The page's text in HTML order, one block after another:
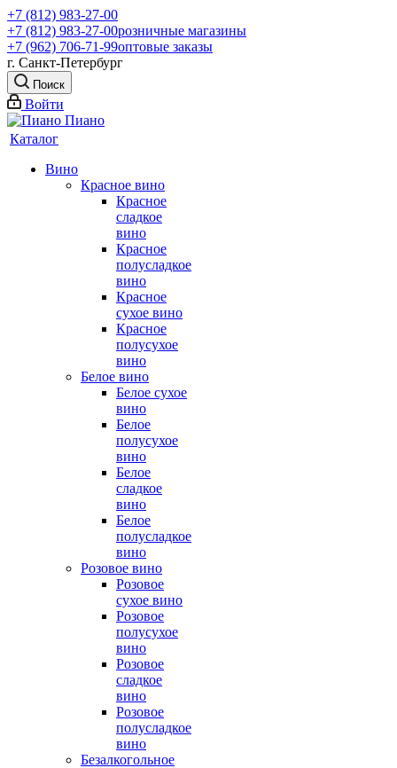
+7 (812) 983-27-00
+7 (812) 983-27-00розничные магазины
+7 (962) 706-71-99оптовые заказы
г. Санкт-Петербург
Поиск
Войти
Каталог
Вино
Красное вино
Красное
сладкое
вино
Красное
полусладкое
вино
Красное
сухое вино
Красное
полусухое
вино
Белое вино
Белое сухое
вино
Белое
полусухое
вино
Белое
сладкое
вино
Белое
полусладкое
вино
Розовое вино
Розовое
сухое вино
Розовое
полусухое
вино
Розовое
сладкое
вино
Розовое
полусладкое
вино
Безалкогольное